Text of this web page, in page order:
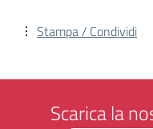
Stampa / Condividi
Scarica la